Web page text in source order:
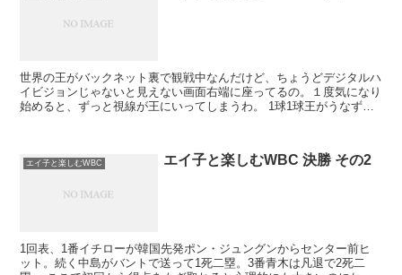
世界の王がバックネット裏で観戦中なんだけど、ちょうどデジタルハ
イビジョンじゃないと見えない画面右端に座ってるの。１度気になり
始めると、ずっと視線が王にいってしまうわ。 1球1球王がうなずく
エイ子と楽しむWBC エイ子と楽しむWBC 決勝 その2
1回表、1番イチローが韓国先発ポン・ジュングンからセンター前ヒ
ット。続く中島がバントで送って1死二塁。3番青木は凡退で2死二